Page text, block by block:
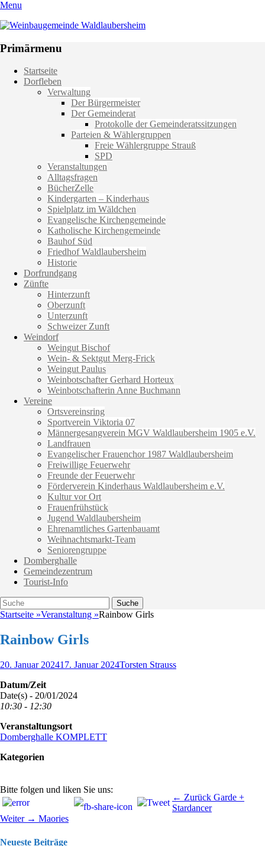
Menu
Weinbaugemeinde Waldlaubersheim
Primärmenu
Weiter
zum
Startseite
Dorfleben
Verwaltung
Der Bürgermeister
Der Gemeinderat
Protokolle der Gemeinderatssitzungen
Parteien & Wählergruppen
Freie Wählergruppe Strauß
SPD
Veranstaltungen
Alltagsfragen
BücherZelle
Kindergarten – Kinderhaus
Spielplatz im Wäldchen
Evangelische Kirchengemeinde
Katholische Kirchengemeinde
Bauhof Süd
Friedhof Waldlaubersheim
Historie
Dorfrundgang
Zünfte
Hinterzunft
Oberzunft
Unterzunft
Schweizer Zunft
Weindorf
Weingut Bischof
Wein- & Sektgut Merg-Frick
Weingut Paulus
Weinbotschafter Gerhard Horteux
Weinbotschafterin Anne Buchmann
Vereine
Ortsvereinsring
Sportverein Viktoria 07
Männergesangverein MGV Waldlaubersheim 1905 e.V.
Landfrauen
Evangelischer Frauenchor 1987 Waldlaubersheim
Freiwillige Feuerwehr
Freunde der Feuerwehr
Förderverein Kinderhaus Waldlaubersheim e.V.
Kultur vor Ort
Frauenfrühstück
Jugend Waldlaubersheim
Ehrenamtliches Gartenbauamt
Weihnachtsmarkt-Team
Seniorengruppe
Domberghalle
Gemeindezentrum
Tourist-Info
Suche
Suche
nach:
Startseite »Veranstaltung »Rainbow Girls
Rainbow Girls
Veröffentlicht
20. Januar 202417. Januar 2024Autor
Torsten Strauss
Datum/Zeit
Date(s) - 20/01/2024
10:30 - 12:30
Veranstaltungsort
Domberghalle KOMPLETT
Kategorien
Bitte folgen und liken Sie uns:
Beitragsnavigation ← Zurück Garde +
Stardancer
Weiter → Nächster
Maories
Neueste Beiträge